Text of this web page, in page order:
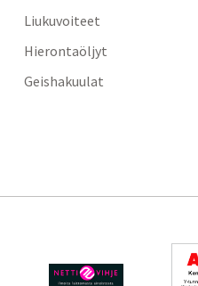
Liukuvoiteet
Hierontaöljyt
Geishakuulat